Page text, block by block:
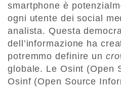
smartphone è
ogni utente dei social
analista. Questa
dell’informazione ha
potremmo definire un
globale. Le Osint (Open
Osinf (Open Source